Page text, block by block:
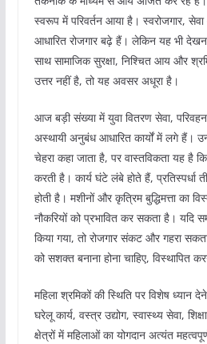
स्वरूप में परिवर्तन आया है। स्वरोजगार,
आधारित रोजगार बढ़े हैं। लेकिन यह भी
साथ सामाजिक सुरक्षा, निश्चित आय और
उत्तर नहीं है, तो यह अवसर अधूरा है।
आज बड़ी संख्या में युवा वितरण सेवा,
अस्थायी अनुबंध आधारित कार्यों में लगे हैं।
चेहरा कहा जाता है, पर वास्तविकता यह है
करती है। कार्य घंटे लंबे होते हैं, प्रतिस्पर्धा
होती है। मशीनों और कृत्रिम बुद्धिमत्ता का
नौकरियों को प्रभावित कर सकता है। यदि
किया गया, तो रोजगार संकट और गहरा
को सशक्त बनाना होना चाहिए, विस्थापित
महिला श्रमिकों की स्थिति पर विशेष ध्यान
घरेलू कार्य, वस्त्र उद्योग, स्वास्थ्य सेवा,
क्षेत्रों में महिलाओं का योगदान अत्यंत